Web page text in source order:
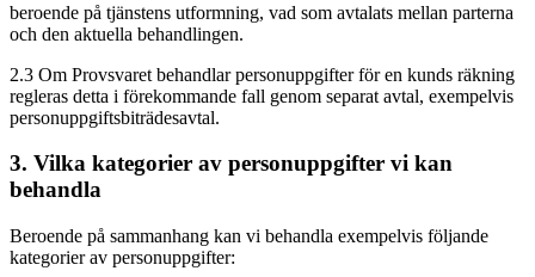
beroende på tjänstens utformning, vad som avtalats mellan parterna
och den aktuella behandlingen.
2.3 Om Provsvaret behandlar personuppgifter för en kunds räkning
regleras detta i förekommande fall genom separat avtal, exempelvis
personuppgiftsbiträdesavtal.
3. Vilka kategorier av personuppgifter vi kan
behandla
Beroende på sammanhang kan vi behandla exempelvis följande
kategorier av personuppgifter: